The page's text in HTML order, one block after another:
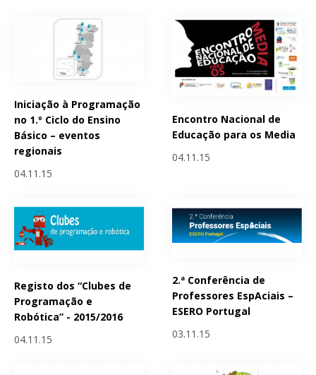
Iniciação à Programação
no 1.º Ciclo do Ensino
Básico – eventos
regionais
04.11.15
Encontro Nacional de
Educação para os Media
04.11.15
Registo dos “Clubes de
Programação e
Robótica” - 2015/2016
04.11.15
2.ª Conferência de
Professores EspAciais –
ESERO Portugal
03.11.15